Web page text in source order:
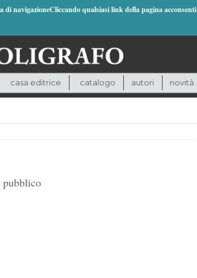
di navigazioneCliccando qualsiasi link della pagina acconsenti
casa editrice catalogo autori novità